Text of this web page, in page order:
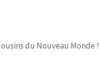
du Nouveau Monde !